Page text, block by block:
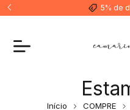
5% de
Início COMPRE